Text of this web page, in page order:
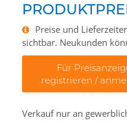
Preise und
sichtbar. Neukunden
Für
registrieren /
Verkauf nur an